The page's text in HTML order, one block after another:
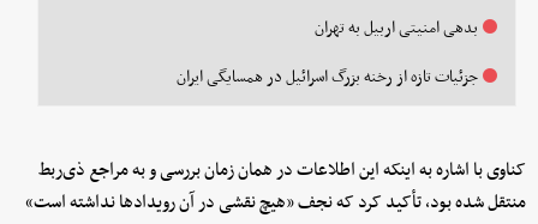
بدهی امنیتی اربیل به تهران
جزئیات تازه از رخنه بزرگ اسرائیل در همسایگی ایران
کناوی با اشاره به اینکه این اطلاعات در همان زمان بررسی و به مراجع ذی‌ربط
منتقل شده بود، تأکید کرد که نجف «هیچ نقشی در آن رویدادها نداشته است»